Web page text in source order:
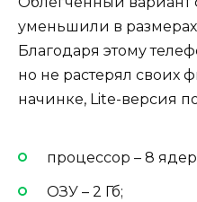
уменьшили в
Благодаря этому
но не растерял своих
начинке, Lite-версия
процессор – 8
ОЗУ – 2 Гб;